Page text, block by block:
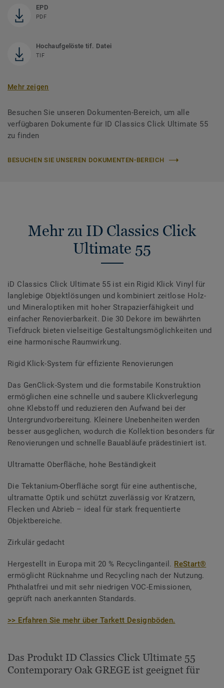
EPD
PDF
Hochaufgelöste tif. Datei
TIF
Mehr zeigen
Besuchen Sie unseren Dokumenten-Bereich, um alle
verfügbaren Dokumente für ID Classics Click Ultimate 55
zu finden
BESUCHEN SIE UNSEREN DOKUMENTEN-BEREICH
Mehr zu ID Classics Click
Ultimate 55
iD Classics Click Ultimate 55 ist ein Rigid Klick Vinyl für
langlebige Objektlösungen und kombiniert zeitlose Holz-
und Mineraloptiken mit hoher Strapazierfähigkeit und
einfacher Renovierbarkeit. Die 30 Dekore im bewährten
Tiefdruck bieten vielseitige Gestaltungsmöglichkeiten und
eine harmonische Raumwirkung.
Rigid Klick-System für effiziente Renovierungen
Das GenClick-System und die formstabile Konstruktion
ermöglichen eine schnelle und saubere Klickverlegung
ohne Klebstoff und reduzieren den Aufwand bei der
Untergrundvorbereitung. Kleinere Unebenheiten werden
besser ausgeglichen, wodurch die Kollektion besonders für
Renovierungen und schnelle Bauabläufe prädestiniert ist.
Ultramatte Oberfläche, hohe Beständigkeit
Die Tektanium-Oberfläche sorgt für eine authentische,
ultramatte Optik und schützt zuverlässig vor Kratzern,
Flecken und Abrieb – ideal für stark frequentierte
Objektbereiche.
Zirkulär gedacht
Hergestellt in Europa mit 20 % Recyclinganteil. ReStart®
ermöglicht Rücknahme und Recycling nach der Nutzung.
Phthalatfrei und mit sehr niedrigen VOC-Emissionen,
geprüft nach anerkannten Standards.
>> Erfahren Sie mehr über Tarkett Designböden.
Das Produkt ID Classics Click Ultimate 55
Contemporary Oak GREGE ist geeignet für